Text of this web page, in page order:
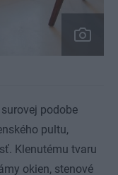
podobe
pultu,
Klenutému tvaru
okien, stenové